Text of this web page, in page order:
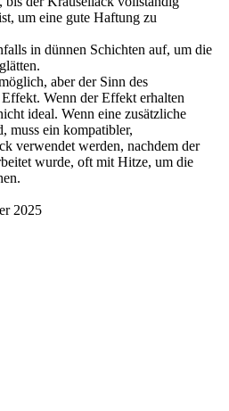
um eine gute Haftung zu
in dünnen Schichten auf, um die
aber der Sinn des
Wenn der Effekt erhalten
ideal. Wenn eine zusätzliche
muss ein kompatibler,
verwendet werden, nachdem der
wurde, oft mit Hitze, um die
2025